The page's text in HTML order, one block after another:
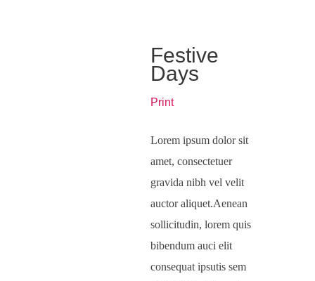
Festive
Days
Print
Lorem ipsum dolor sit
amet, consectetuer
gravida nibh vel velit
auctor aliquet.Aenean
sollicitudin, lorem quis
bibendum auci elit
consequat ipsutis sem